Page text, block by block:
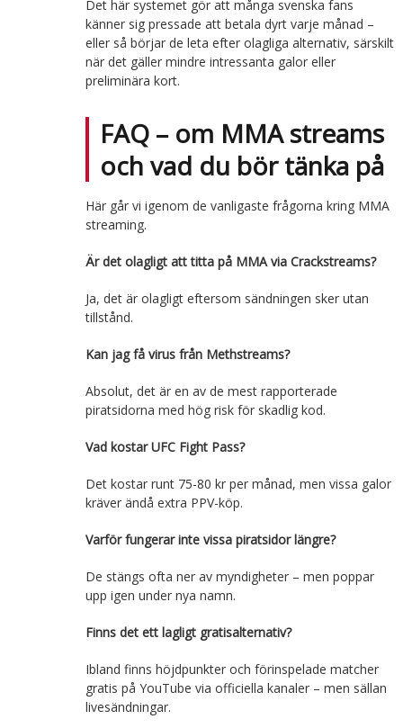
Det här systemet gör att många svenska fans
känner sig pressade att betala dyrt varje månad –
eller så börjar de leta efter olagliga alternativ, särskilt
när det gäller mindre intressanta galor eller
preliminära kort.
FAQ – om MMA streams
och vad du bör tänka på
Här går vi igenom de vanligaste frågorna kring MMA
streaming.
Är det olagligt att titta på MMA via Crackstreams?
Ja, det är olagligt eftersom sändningen sker utan
tillstånd.
Kan jag få virus från Methstreams?
Absolut, det är en av de mest rapporterade
piratsidorna med hög risk för skadlig kod.
Vad kostar UFC Fight Pass?
Det kostar runt 75-80 kr per månad, men vissa galor
kräver ändå extra PPV-köp.
Varför fungerar inte vissa piratsidor längre?
De stängs ofta ner av myndigheter – men poppar
upp igen under nya namn.
Finns det ett lagligt gratisalternativ?
Ibland finns höjdpunkter och förinspelade matcher
gratis på YouTube via officiella kanaler – men sällan
livesändningar.